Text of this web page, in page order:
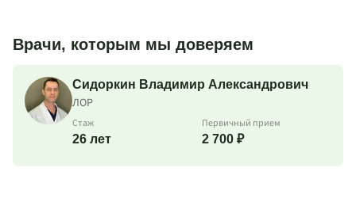
Врачи, которым мы доверяем
Сидоркин Владимир Александрович
ЛОР
Стаж
26 лет
Первичный прием
2 700 ₽